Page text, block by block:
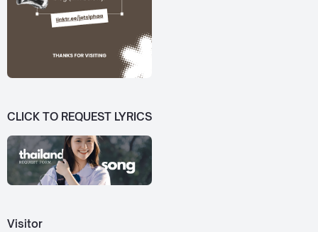
CLICK TO REQUEST LYRICS
Visitor